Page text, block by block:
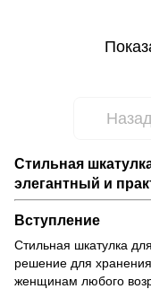
Назад
Стильная
элегантный и
Вступление
Стильная шкатулка
решение для
женщинам любого